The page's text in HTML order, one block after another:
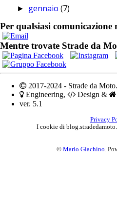
► gennaio(7)
Per qualsiasi
Mentre trovate Strade da
2017-2024 - Strade da
Engineering,
Design &
ver. 5.1
Privacy
I cookie di
© Mario Giachino.